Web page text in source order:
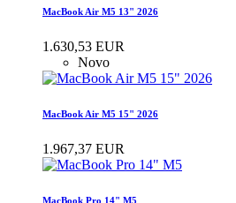
MacBook Air M5 13" 2026
1.630,53 EUR
Novo
MacBook Air M5 15" 2026
1.967,37 EUR
MacBook Pro 14" M5